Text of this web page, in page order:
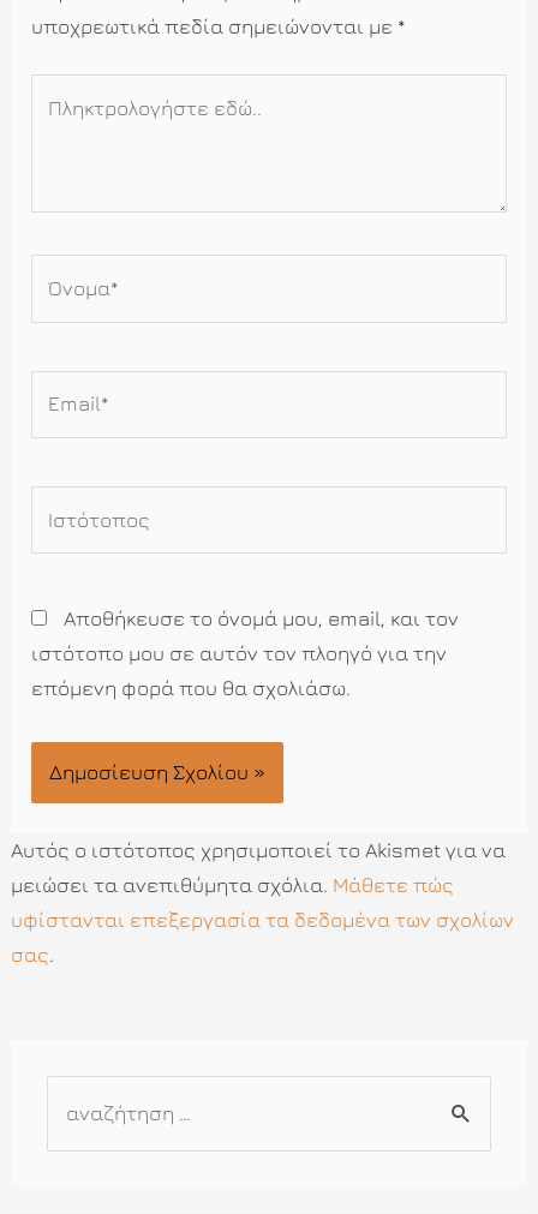
υποχρεωτικά πεδία σημειώνονται με *
Αποθήκευσε το όνομά μου, email, και τον
ιστότοπο μου σε αυτόν τον πλοηγό για την
επόμενη φορά που θα σχολιάσω.
Αυτός ο ιστότοπος χρησιμοποιεί το Akismet για να
μειώσει τα ανεπιθύμητα σχόλια. Μάθετε πώς
υφίστανται επεξεργασία τα δεδομένα των σχολίων
σας.